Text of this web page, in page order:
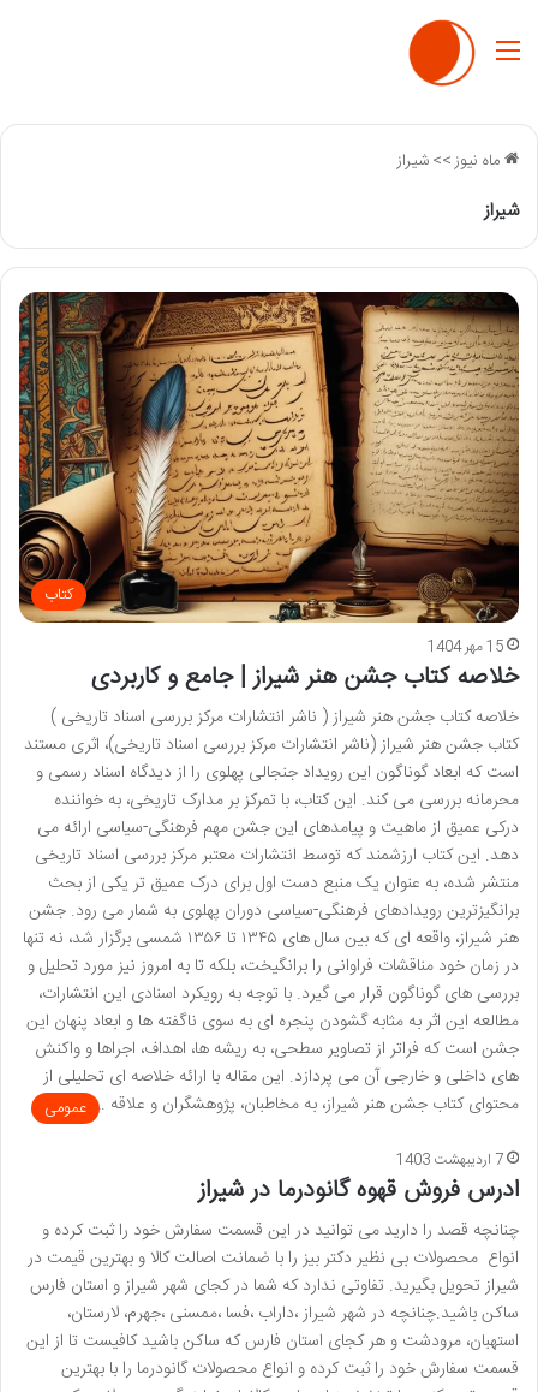
منو
ماه نیوز>>شیراز
شیراز
کتاب
15 مهر 1404
خلاصه کتاب جشن هنر شیراز | جامع و کاربردی
خلاصه کتاب جشن هنر شیراز ( ناشر انتشارات مرکز بررسی اسناد تاریخی )
کتاب جشن هنر شیراز (ناشر انتشارات مرکز بررسی اسناد تاریخی)، اثری مستند
است که ابعاد گوناگون این رویداد جنجالی پهلوی را از دیدگاه اسناد رسمی و
محرمانه بررسی می کند. این کتاب، با تمرکز بر مدارک تاریخی، به خواننده
درکی عمیق از ماهیت و پیامدهای این جشن مهم فرهنگی-سیاسی ارائه می
دهد. این کتاب ارزشمند که توسط انتشارات معتبر مرکز بررسی اسناد تاریخی
منتشر شده، به عنوان یک منبع دست اول برای درک عمیق تر یکی از بحث
برانگیزترین رویدادهای فرهنگی-سیاسی دوران پهلوی به شمار می رود. جشن
هنر شیراز، واقعه ای که بین سال های ۱۳۴۵ تا ۱۳۵۶ شمسی برگزار شد، نه تنها
در زمان خود مناقشات فراوانی را برانگیخت، بلکه تا به امروز نیز مورد تحلیل و
بررسی های گوناگون قرار می گیرد. با توجه به رویکرد اسنادی این انتشارات،
مطالعه این اثر به مثابه گشودن پنجره ای به سوی ناگفته ها و ابعاد پنهان این
جشن است که فراتر از تصاویر سطحی، به ریشه ها، اهداف، اجراها و واکنش
های داخلی و خارجی آن می پردازد. این مقاله با ارائه خلاصه ای تحلیلی از
محتوای کتاب جشن هنر شیراز، به مخاطبان، پژوهشگران و علاقه … عمومی
7 اردیبهشت 1403
ادرس فروش قهوه گانودرما در شیراز
چنانچه قصد را دارید می توانید در این قسمت سفارش خود را ثبت کرده و
انواع محصولات بی نظیر دکتر بیز را با ضمانت اصالت کالا و بهترین قیمت در
شیراز تحویل بگیرید. تفاوتی ندارد که شما در کجای شهر شیراز و استان فارس
ساکن باشید.چنانچه در شهر شیراز ،داراب ،فسا ،ممسنی ،جهرم، لارستان،
استهبان، مرودشت و هر کجای استان فارس که ساکن باشید کافیست تا از این
قسمت سفارش خود را ثبت کرده و انواع محصولات گانودرما را با بهترین